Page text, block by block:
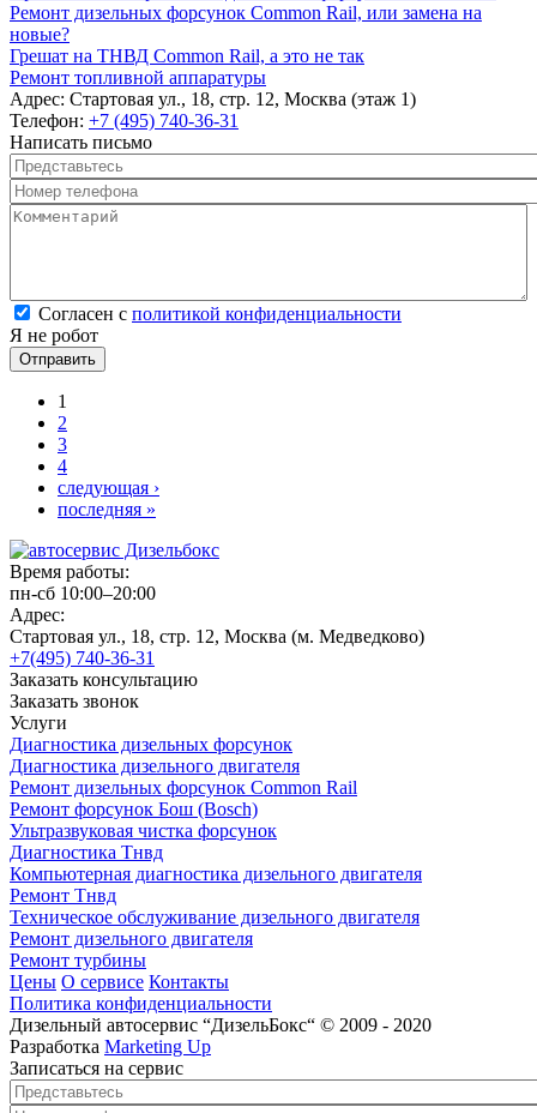
Ремонт дизельных форсунок Common Rail, или замена на
новые?
Грешат на ТНВД Common Rail, а это не так
Ремонт топливной аппаратуры
Адрес: Стартовая ул., 18, стр. 12, Москва (этаж 1)
Телефон: +7 (495) 740-36-31
Написать письмо
Представьтесь
Номер телефона
Комментарий
Согласен с политикой конфиденциальности*
Согласен с политикой конфиденциальности
Я не робот
1
2
3
4
следующая ›
последняя »
Время работы:
пн-сб 10:00–20:00
Адрес:
Стартовая ул., 18, стр. 12, Москва (м. Медведково)
+7(495) 740-36-31
Заказать консультацию
Заказать звонок
Услуги
Диагностика дизельных форсунок
Диагностика дизельного двигателя
Ремонт дизельных форсунок Common Rail
Ремонт форсунок Бош (Bosch)
Ультразвуковая чистка форсунок
Диагностика Тнвд
Компьютерная диагностика дизельного двигателя
Ремонт Тнвд
Техническое обслуживание дизельного двигателя
Ремонт дизельного двигателя
Ремонт турбины
Цены О сервисе Контакты
Политика конфиденциальности
Дизельный автосервис “ДизельБокс“ © 2009 - 2020
Разработка Marketing Up
Записаться на сервис
Представьтесь